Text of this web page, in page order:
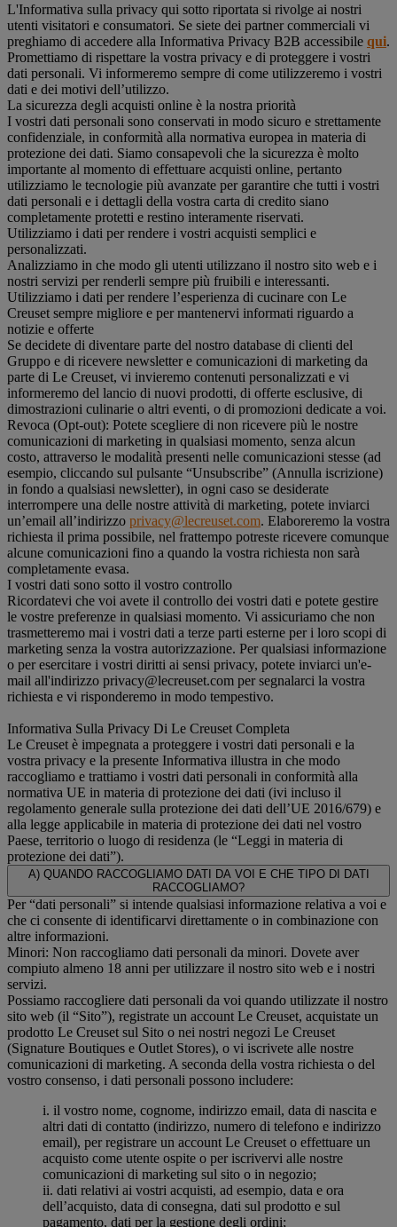
L'Informativa sulla privacy qui sotto riportata si rivolge ai nostri
utenti visitatori e consumatori. Se siete dei partner commerciali vi
preghiamo di accedere alla Informativa Privacy B2B accessibile qui.
Promettiamo di rispettare la vostra privacy e di proteggere i vostri
dati personali. Vi informeremo sempre di come utilizzeremo i vostri
dati e dei motivi dell’utilizzo.
La sicurezza degli acquisti online è la nostra priorità
I vostri dati personali sono conservati in modo sicuro e strettamente
confidenziale, in conformità alla normativa europea in materia di
protezione dei dati. Siamo consapevoli che la sicurezza è molto
importante al momento di effettuare acquisti online, pertanto
utilizziamo le tecnologie più avanzate per garantire che tutti i vostri
dati personali e i dettagli della vostra carta di credito siano
completamente protetti e restino interamente riservati.
Utilizziamo i dati per rendere i vostri acquisti semplici e
personalizzati.
Analizziamo in che modo gli utenti utilizzano il nostro sito web e i
nostri servizi per renderli sempre più fruibili e interessanti.
Utilizziamo i dati per rendere l’esperienza di cucinare con Le
Creuset sempre migliore e per mantenervi informati riguardo a
notizie e offerte
Se decidete di diventare parte del nostro database di clienti del
Gruppo e di ricevere newsletter e comunicazioni di marketing da
parte di Le Creuset, vi invieremo contenuti personalizzati e vi
informeremo del lancio di nuovi prodotti, di offerte esclusive, di
dimostrazioni culinarie o altri eventi, o di promozioni dedicate a voi.
Revoca (Opt-out): Potete scegliere di non ricevere più le nostre
comunicazioni di marketing in qualsiasi momento, senza alcun
costo, attraverso le modalità presenti nelle comunicazioni stesse (ad
esempio, cliccando sul pulsante “Unsubscribe” (Annulla iscrizione)
in fondo a qualsiasi newsletter), in ogni caso se desiderate
interrompere una delle nostre attività di marketing, potete inviarci
un’email all’indirizzo privacy@lecreuset.com. Elaboreremo la vostra
richiesta il prima possibile, nel frattempo potreste ricevere comunque
alcune comunicazioni fino a quando la vostra richiesta non sarà
completamente evasa.
I vostri dati sono sotto il vostro controllo
Ricordatevi che voi avete il controllo dei vostri dati e potete gestire
le vostre preferenze in qualsiasi momento. Vi assicuriamo che non
trasmetteremo mai i vostri dati a terze parti esterne per i loro scopi di
marketing senza la vostra autorizzazione. Per qualsiasi informazione
o per esercitare i vostri diritti ai sensi privacy, potete inviarci un'e-
mail all'indirizzo privacy@lecreuset.com per segnalarci la vostra
richiesta e vi risponderemo in modo tempestivo.
Informativa Sulla Privacy Di Le Creuset Completa
Le Creuset è impegnata a proteggere i vostri dati personali e la
vostra privacy e la presente Informativa illustra in che modo
raccogliamo e trattiamo i vostri dati personali in conformità alla
normativa UE in materia di protezione dei dati (ivi incluso il
regolamento generale sulla protezione dei dati dell’UE 2016/679) e
alla legge applicabile in materia di protezione dei dati nel vostro
Paese, territorio o luogo di residenza (le “Leggi in materia di
protezione dei dati”).
A) QUANDO RACCOGLIAMO DATI DA VOI E CHE TIPO DI DATI
RACCOGLIAMO?
Per “dati personali” si intende qualsiasi informazione relativa a voi e
che ci consente di identificarvi direttamente o in combinazione con
altre informazioni.
Minori: Non raccogliamo dati personali da minori. Dovete aver
compiuto almeno 18 anni per utilizzare il nostro sito web e i nostri
servizi.
Possiamo raccogliere dati personali da voi quando utilizzate il nostro
sito web (il “Sito”), registrate un account Le Creuset, acquistate un
prodotto Le Creuset sul Sito o nei nostri negozi Le Creuset
(Signature Boutiques e Outlet Stores), o vi iscrivete alle nostre
comunicazioni di marketing. A seconda della vostra richiesta o del
vostro consenso, i dati personali possono includere:
i. il vostro nome, cognome, indirizzo email, data di nascita e
altri dati di contatto (indirizzo, numero di telefono e indirizzo
email), per registrare un account Le Creuset o effettuare un
acquisto come utente ospite o per iscrivervi alle nostre
comunicazioni di marketing sul sito o in negozio;
ii. dati relativi ai vostri acquisti, ad esempio, data e ora
dell’acquisto, data di consegna, dati sul prodotto e sul
pagamento, dati per la gestione degli ordini;